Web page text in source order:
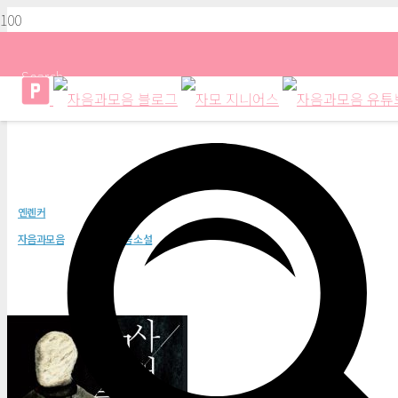
Search
옌롄커
자음과모음
자음과모음 소설